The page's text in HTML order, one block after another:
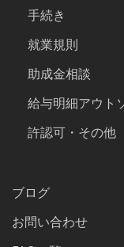
手続き
就業規則
助成金相談
給与明細アウト
許認可・その他
ブログ
お問い合わせ